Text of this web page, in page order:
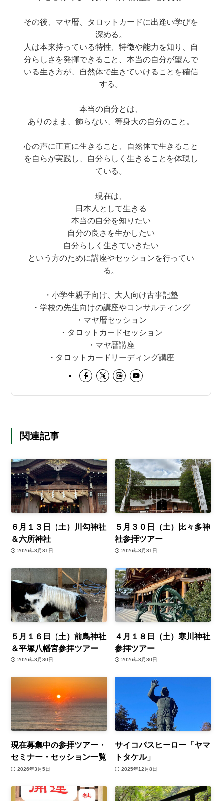
その後、マヤ暦、タロットカードに出逢い学びを
深める。
人は本来持っている特性、特徴や能力を知り、自
分らしさを発揮できること、本当の自分が望んで
いる生き方が、自然体で生きていけることを確信
する。
本当の自分とは、
ありのまま、飾らない、等身大の自分のこと。
心の声に正直に生きること、自然体で生きること
を自らが実践し、自分らしく生きることを体現し
ている。
現在は、
日本人として生きる
本当の自分を知りたい
自分の良さを生かしたい
自分らしく生きていきたい
という方のために講座やセッションを行ってい
る。
・小学生親子向け、大人向け古事記塾
・学校の先生向けの講座やコンサルティング
・マヤ暦セッション
・タロットカードセッション
・マヤ暦講座
・タロットカードリーディング講座
関連記事
６月１３日（土）川勾神社
＆六所神社
2026年3月31日
５月３０日（土）比々多神
社参拝ツアー
2026年3月31日
５月１６日（土）前鳥神社
＆平塚八幡宮参拝ツアー
2026年3月30日
４月１８日（土）寒川神社
参拝ツアー
2026年3月30日
現在募集中の参拝ツアー・
セミナー・セッション一覧
2026年3月5日
サイコパスヒーロー「ヤマ
トタケル」
2025年12月8日